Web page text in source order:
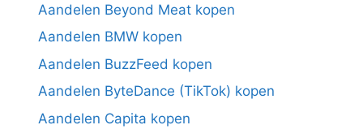
Aandelen Beyond Meat kopen
Aandelen BMW kopen
Aandelen BuzzFeed kopen
Aandelen ByteDance (TikTok) kopen
Aandelen Capita kopen